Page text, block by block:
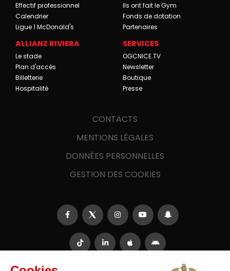
Effectif professionnel
Calendrier
Ligue 1 McDonald's
Ils ont fait le Gym
Fonds de dotation
Partenaires
ALLIANZ RIVIERA
Le stade
Plan d'accès
Billetterie
Hospitalité
SERVICES
OGCNICE.TV
Newsletter
Boutique
Presse
CONTACTS
MENTIONS LÉGALES
DONNÉES PERSONNELLES
GESTION DES COOKIES